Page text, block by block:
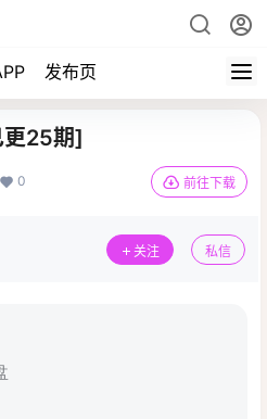
发布页
更25期]
0 前往下载
关注 私信